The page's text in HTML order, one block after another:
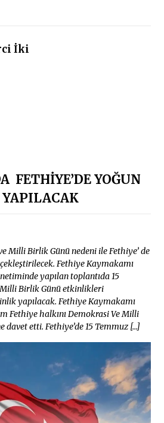
İki
FETHİYE’DE YOĞUN
Milli Birlik Günü nedeni ile Fethiye’ de
Fethiye Kaymakamı
yapılan toplantıda 15
Birlik Günü etkinlikleri
yapılacak. Fethiye Kaymakamı
Fethiye halkını Demokrasi Ve Milli
etti. Fethiye’de 15 Temmuz […]